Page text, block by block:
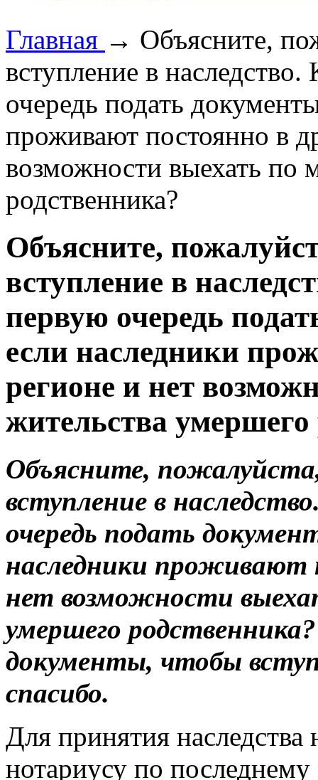
Главная → Объясните,
вступление в
очередь подать
проживают постоянно в
возможности выехать по
родственника?
Объясните,
вступление в
первую очередь
если наследники
регионе и нет
жительства умершего
Объясните,
вступление в
очередь подать
наследники проживают
нет возможности
умершего
документы, чтобы
спасибо.
Для принятия наследства
нотариусу по последнему